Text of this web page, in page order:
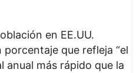
en EE.UU.
porcentaje que refleja “el
anual más rápido que la